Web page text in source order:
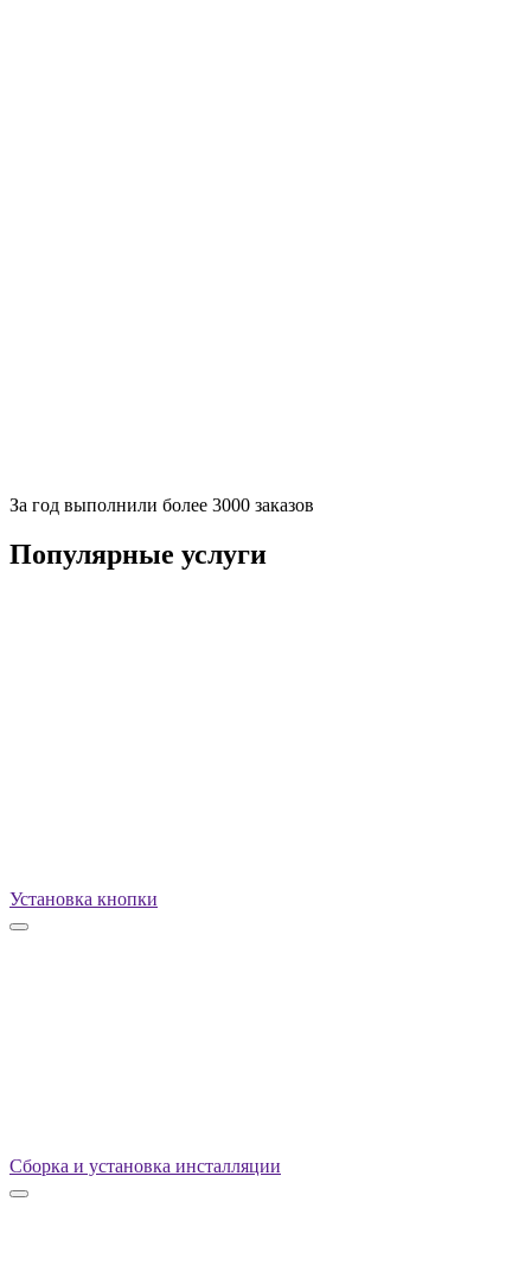
За год выполнили более 3000 заказов
Популярные услуги
Установка кнопки
Сборка и установка инсталляции